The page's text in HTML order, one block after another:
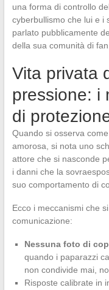
una forma di controllo
cyberbullismo che lui e i
parlato pubblicamente
della sua comunità di
Vita privata
pressione: i
di
Quando si osserva
amorosa, si nota uno
attore che si nasconde
i danni che la
suo comportamento di
Ecco i meccanismi che
comunicazione:
Nessuna foto di
quando i paparazzi
non condivide mai,
Risposte calibrate in